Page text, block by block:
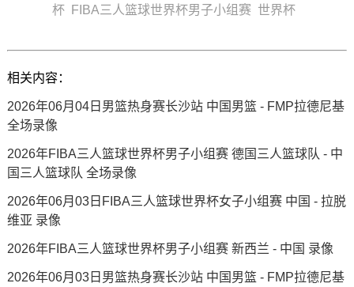
杯
FIBA三人篮球世界杯男子小组赛 世界杯
相关内容：
2026年06月04日男篮热身赛长沙站 中国男篮 - FMP拉德尼基
全场录像
2026年FIBA三人篮球世界杯男子小组赛 德国三人篮球队 - 中
国三人篮球队 全场录像
2026年06月03日FIBA三人篮球世界杯女子小组赛 中国 - 拉脱
维亚 录像
2026年FIBA三人篮球世界杯男子小组赛 新西兰 - 中国 录像
2026年06月03日男篮热身赛长沙站 中国男篮 - FMP拉德尼基